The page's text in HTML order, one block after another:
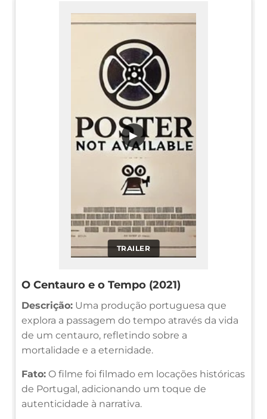
TRAILER
▶
O Centauro e o Tempo (2021)
Descrição: Uma produção portuguesa que
explora a passagem do tempo através da vida
de um centauro, refletindo sobre a
mortalidade e a eternidade.
Fato: O filme foi filmado em locações históricas
de Portugal, adicionando um toque de
autenticidade à narrativa.